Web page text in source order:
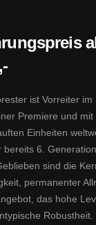
ist Vorreiter im
Premiere und
Einheiten
bereits 6.
sind die
permanenter
das hohe
Robustheit.